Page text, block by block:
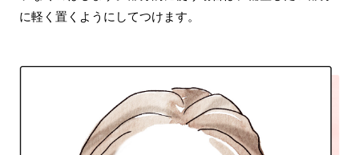
に軽く置くようにしてつけます。